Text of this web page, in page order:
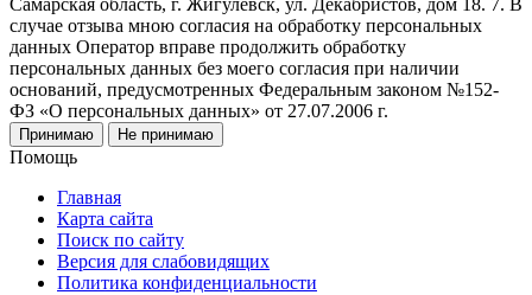
Самарская область, г. Жигулевск, ул. Декабристов, дом 18. 7. В
случае отзыва мною согласия на обработку персональных
данных Оператор вправе продолжить обработку
персональных данных без моего согласия при наличии
оснований, предусмотренных Федеральным законом №152-
ФЗ «О персональных данных» от 27.07.2006 г.
Принимаю Не принимаю
Помощь
Главная
Карта сайта
Поиск по сайту
Версия для слабовидящих
Политика конфиденциальности